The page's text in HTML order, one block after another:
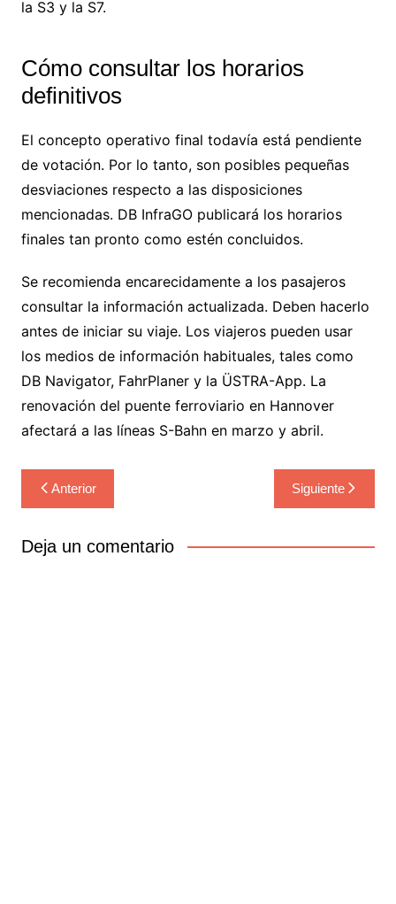
la S3 y la S7.
Cómo consultar los horarios
definitivos
El concepto operativo final todavía está pendiente
de votación. Por lo tanto, son posibles pequeñas
desviaciones respecto a las disposiciones
mencionadas. DB InfraGO publicará los horarios
finales tan pronto como estén concluidos.
Se recomienda encarecidamente a los pasajeros
consultar la información actualizada. Deben hacerlo
antes de iniciar su viaje. Los viajeros pueden usar
los medios de información habituales, tales como
DB Navigator, FahrPlaner y la ÜSTRA-App. La
renovación del puente ferroviario en Hannover
afectará a las líneas S-Bahn en marzo y abril.
Navegación
de
entradas
Anterior Siguiente
Deja un comentario